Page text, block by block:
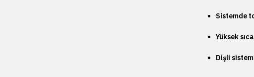
Sistemde
Yüksek
Dişli